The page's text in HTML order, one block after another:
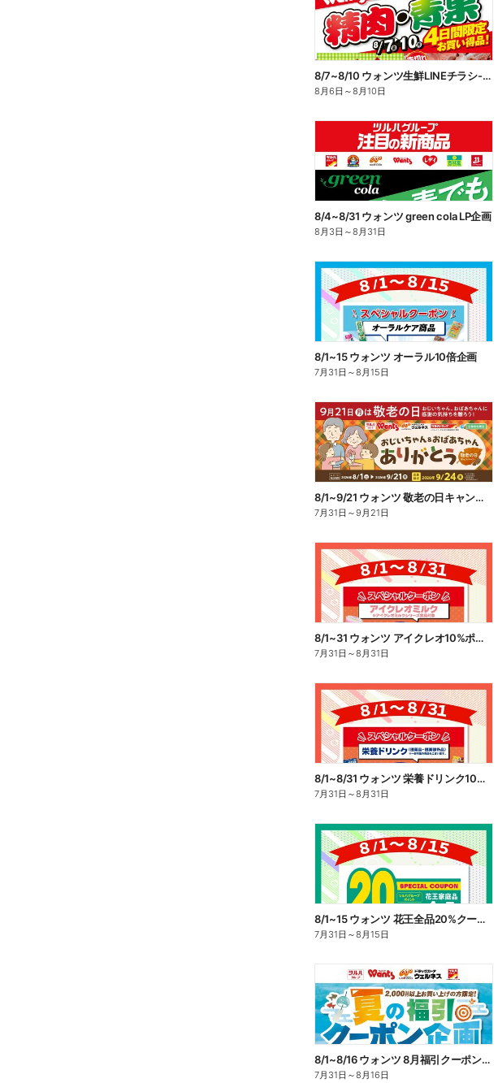
8/7~8/10 ウォンツ生鮮LINEチラシ-AHHHMNOP
8月6日 ～8月10日
8/4~8/31 ウォンツ green cola LP企画
8月3日 ～8月31日
8/1~15 ウォンツ オーラル10倍企画
7月31日 ～8月15日
8/1~9/21 ウォンツ 敬老の日キャンペーン
7月31日 ～9月21日
8/1~31 ウォンツ アイクレオ10%ポイント還元
7月31日 ～8月31日
8/1~8/31 ウォンツ 栄養ドリンク10%ポイント還元
7月31日 ～8月31日
8/1~15 ウォンツ 花王全品20%クーポン
7月31日 ～8月15日
8/1~8/16 ウォンツ 8月福引クーポン企画
7月31日 ～8月16日